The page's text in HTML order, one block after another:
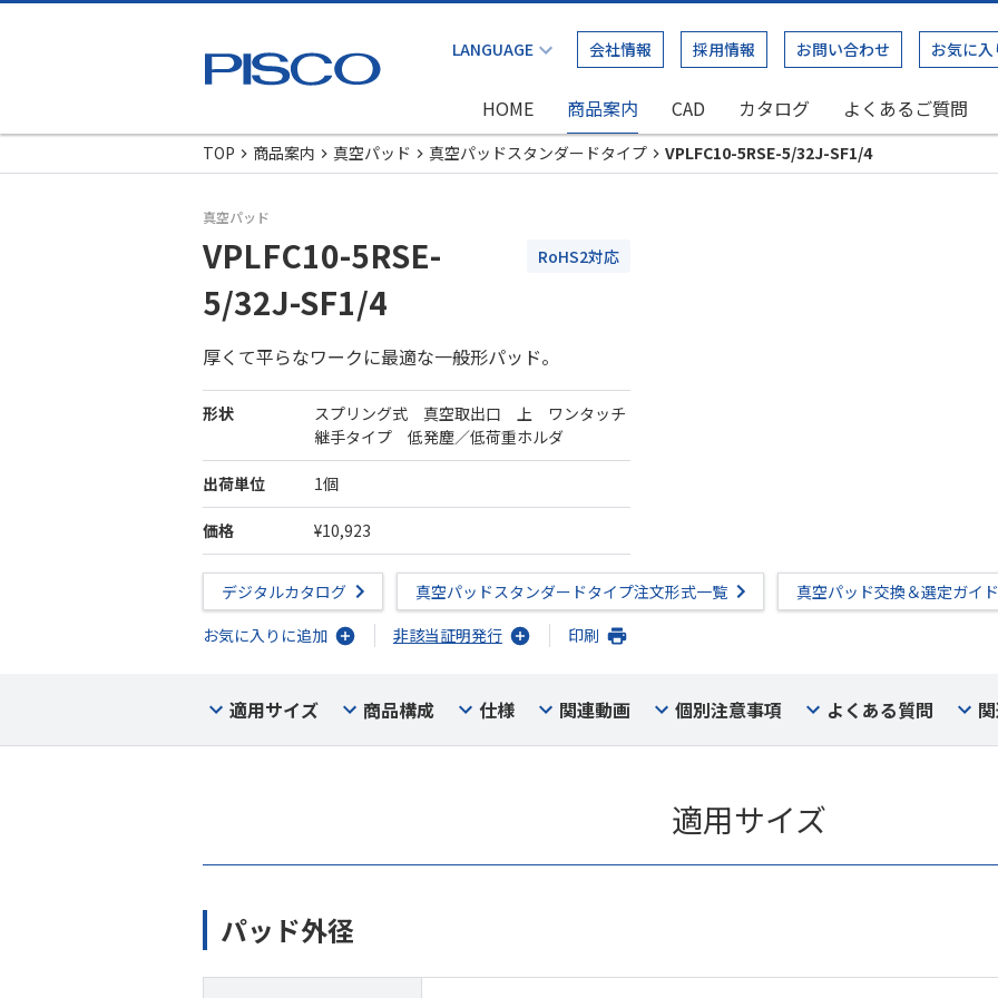
会社情報 採用情報 お問い合わせ お気に入
HOME 商品案内 CAD カタログ よくあるご質問
TOP
商品案内 真空パッド 真空パッドスタンダードタイプ VPLFC10-5RSE-5/32J-SF1/4
真空パッド
VPLFC10-5RSE-
5/32J-SF1/4
RoHS2対応
厚くて平らなワークに最適な一般形パッド。
形状
スプリング式 真空取出口 上 ワンタッチ
継手タイプ 低発塵／低荷重ホルダ
出荷単位 1個
価格 ¥10,923
デジタルカタログ 真空パッドスタンダードタイプ注文形式一覧
真空パッド交換＆選定ガイド
お気に入りに追加
非該当証明発行 印刷
適用サイズ 商品構成 仕様 関連動画 個別注意事項 よくある質問
適用サイズ
パッド外径